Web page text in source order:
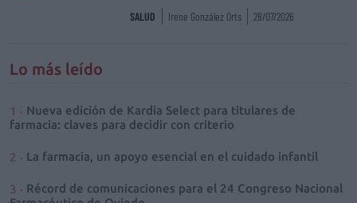
SALUD Irene González Orts 28/07/2026
Lo más leído
Nueva edición de Kardia Select para titulares de
farmacia: claves para decidir con criterio
La farmacia, un apoyo esencial en el cuidado infantil
Récord de comunicaciones para el 24 Congreso Nacional